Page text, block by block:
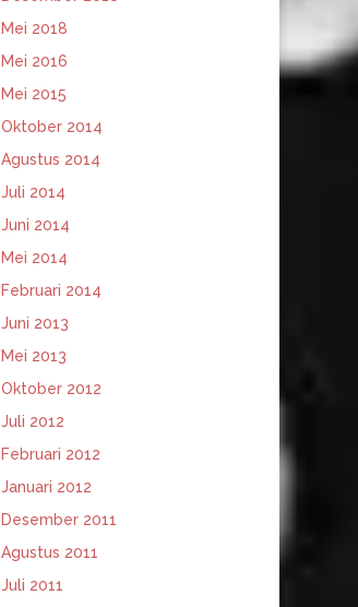
Mei 2018
Mei 2016
Mei 2015
Oktober 2014
Agustus 2014
Juli 2014
Juni 2014
Mei 2014
Februari 2014
Juni 2013
Mei 2013
Oktober 2012
Juli 2012
Februari 2012
Januari 2012
Desember 2011
Agustus 2011
Juli 2011